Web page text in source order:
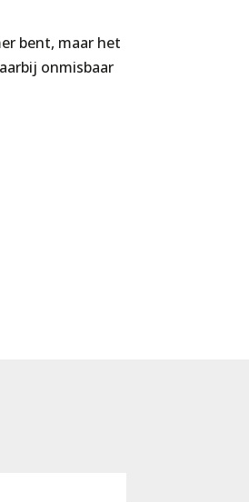
bent, maar het
onmisbaar